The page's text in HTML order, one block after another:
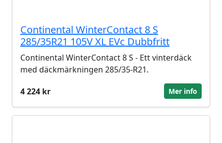
Continental WinterContact 8 S
285/35R21 105V XL EVc Dubbfritt
Continental WinterContact 8 S - Ett vinterdäck
med däckmärkningen 285/35-R21.
4 224 kr
Mer info